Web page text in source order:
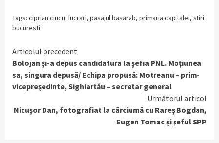
Tags: ciprian ciucu, lucrari, pasajul basarab, primaria capitalei, stiri
bucuresti
Continue
Reading
Articolul precedent
Bolojan şi-a depus candidatura la şefia PNL. Moţiunea
sa, singura depusă/ Echipa propusă: Motreanu – prim-
vicepreşedinte, Sighiartău – secretar general
Următorul articol
Nicuşor Dan, fotografiat la cârciumă cu Rareş Bogdan,
Eugen Tomac și şeful SPP